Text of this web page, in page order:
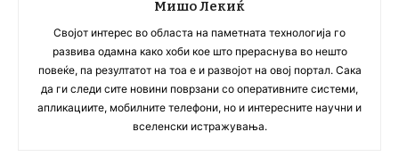
Мишо Лекиќ
Својот интерес во областа на паметната технологија го
развива одамна како хоби кое што прераснува во нешто
повеќе, па резултатот на тоа е и развојот на овој портал. Сака
да ги следи сите новини поврзани со оперативните системи,
апликациите, мобилните телефони, но и интересните научни и
вселенски истражувања.